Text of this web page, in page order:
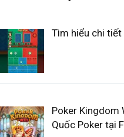
Tìm hiểu chi tiết
Poker Kingdom
Quốc Poker tại